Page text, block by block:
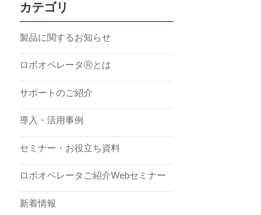
カテゴリ
製品に関するお知らせ
ロボオペレータⓇとは
サポートのご紹介
導入・活用事例
セミナー・お役立ち資料
ロボオペレータご紹介Webセミナー
新着情報